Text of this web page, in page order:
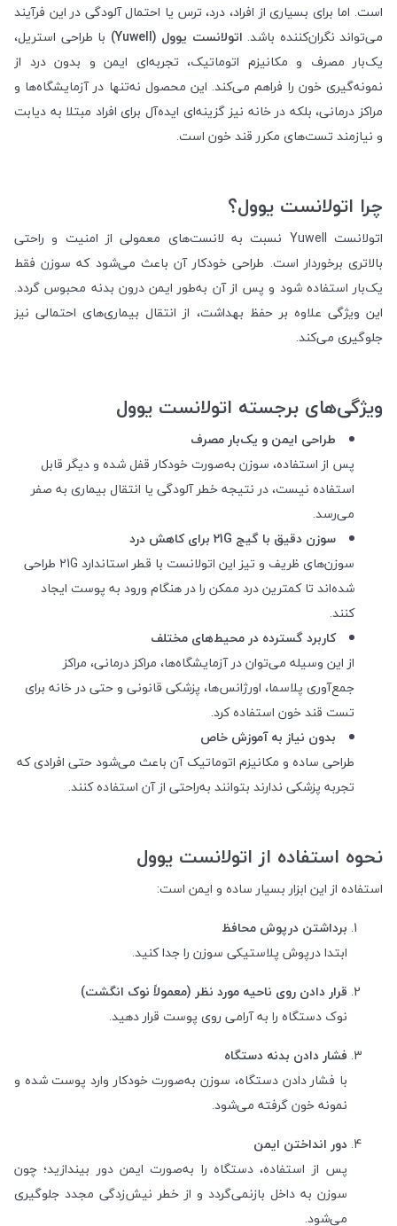
است. اما برای بسیاری از افراد، درد، ترس یا احتمال آلودگی در این فرآیند
می‌تواند نگران‌کننده باشد. اتولانست یوول (Yuwell)
با طراحی استریل،
یک‌بار مصرف و مکانیزم اتوماتیک، تجربه‌ای ایمن و بدون درد از
نمونه‌گیری خون را فراهم می‌کند. این محصول نه‌تنها در آزمایشگاه‌ها و
مراکز درمانی، بلکه در خانه نیز گزینه‌ای ایده‌آل برای افراد مبتلا به دیابت
و نیازمند تست‌های مکرر قند خون است.
چرا اتولانست یوول؟
اتولانست Yuwell نسبت به لانست‌های معمولی از امنیت و راحتی
بالاتری برخوردار است. طراحی خودکار آن باعث می‌شود که سوزن فقط
یک‌بار استفاده شود و پس از آن به‌طور ایمن درون بدنه محبوس گردد.
این ویژگی علاوه بر حفظ بهداشت، از انتقال بیماری‌های احتمالی نیز
جلوگیری می‌کند.
ویژگی‌های برجسته اتولانست یوول
طراحی ایمن و یک‌بار مصرف
پس از استفاده، سوزن به‌صورت خودکار قفل شده و دیگر قابل
استفاده نیست، در نتیجه خطر آلودگی یا انتقال بیماری به صفر
می‌رسد.
سوزن دقیق با گیج 21G برای کاهش درد
سوزن‌های ظریف و تیز این اتولانست با قطر استاندارد 21G طراحی
شده‌اند تا کمترین درد ممکن را در هنگام ورود به پوست ایجاد
کنند.
کاربرد گسترده در محیط‌های مختلف
از این وسیله می‌توان در آزمایشگاه‌ها، مراکز درمانی، مراکز
جمع‌آوری پلاسما، اورژانس‌ها، پزشکی قانونی و حتی در خانه برای
تست قند خون استفاده کرد.
بدون نیاز به آموزش خاص
طراحی ساده و مکانیزم اتوماتیک آن باعث می‌شود حتی افرادی که
تجربه پزشکی ندارند بتوانند به‌راحتی از آن استفاده کنند.
نحوه استفاده از اتولانست یوول
استفاده از این ابزار بسیار ساده و ایمن است:
برداشتن درپوش محافظ
ابتدا درپوش پلاستیکی سوزن را جدا کنید.
قرار دادن روی ناحیه مورد نظر (معمولاً نوک انگشت)
نوک دستگاه را به آرامی روی پوست قرار دهید.
فشار دادن بدنه دستگاه
با فشار دادن دستگاه، سوزن به‌صورت خودکار وارد پوست شده و
نمونه خون گرفته می‌شود.
دور انداختن ایمن
پس از استفاده، دستگاه را به‌صورت ایمن دور بیندازید؛ چون
سوزن به داخل بازنمی‌گردد و از خطر نیش‌زدگی مجدد جلوگیری
می‌شود.